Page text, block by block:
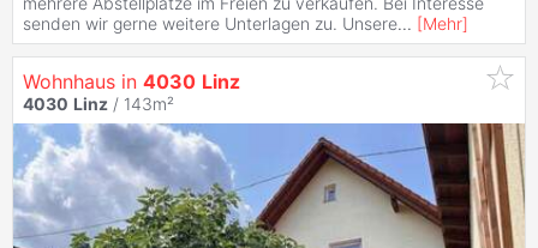
senden wir gerne weitere Unterlagen zu. Unsere... [Mehr]
Wohnhaus in 4030 Linz
4030 Linz / 143m²